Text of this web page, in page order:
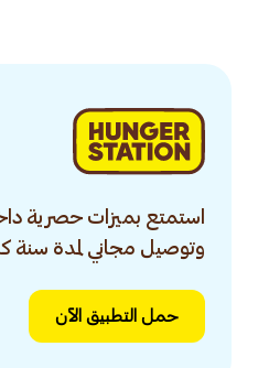
استمتع بميزات حصرية
وتوصيل مجاني لمدة سنة
حمل التطبيق الآن